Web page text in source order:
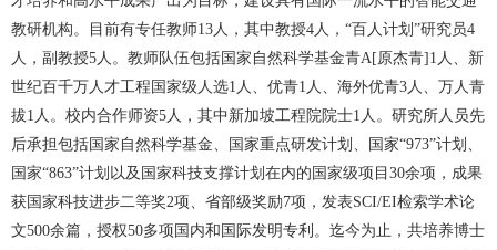
教研机构。目前有专任教师13人，其中教授4人，“百人计划”研究员4
人，副教授5人。教师队伍包括国家自然科学基金青A[原杰青]1人、新
世纪百千万人才工程国家级人选1人、优青1人、海外优青3人、万人青
拔1人。校内合作师资5人，其中新加坡工程院院士1 人。研究所人员先
后承担包括国家自然科学基金、国家重点研发计划、国家“973”计划、
国家“863”计划以及国家科技支撑计划在内的国家级项目 30余项，成果
获国家科技进步二等奖2项、省部级奖励7项，发表SCI/EI检索学术论
文500余篇，授权50多项国内和国际发明专利。迄今为止，共培养博士